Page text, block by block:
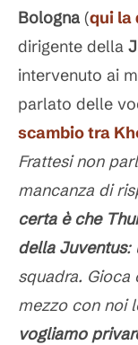
Bologna (qui la
dirigente della
intervenuto ai
parlato delle
scambio tra
Frattesi non
mancanza di
certa è che
della Juventus:
squadra. Gioca
mezzo con noi
vogliamo